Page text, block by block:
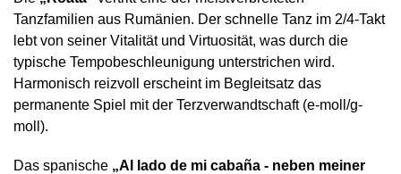
Tanzfamilien aus Rumänien. Der schnelle Tanz im 2/4-Takt
lebt von seiner Vitalität und Virtuosität, was durch die
typische Tempobeschleunigung unterstrichen wird.
Harmonisch reizvoll erscheint im Begleitsatz das
permanente Spiel mit der Terzverwandtschaft (e-moll/g-
moll).
Das spanische „Al lado de mi cabaña - neben meiner